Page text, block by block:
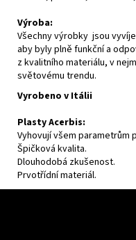
Výroba:
Všechny výrobky jsou
aby byly plně funkční a
z kvalitního materiálu, v
světovému trendu.
Vyrobeno v Itálii
Plasty Acerbis:
Vyhovují všem parametrům
Špičková kvalita.
Dlouhodobá zkušenost.
Prvotřídní materiál.